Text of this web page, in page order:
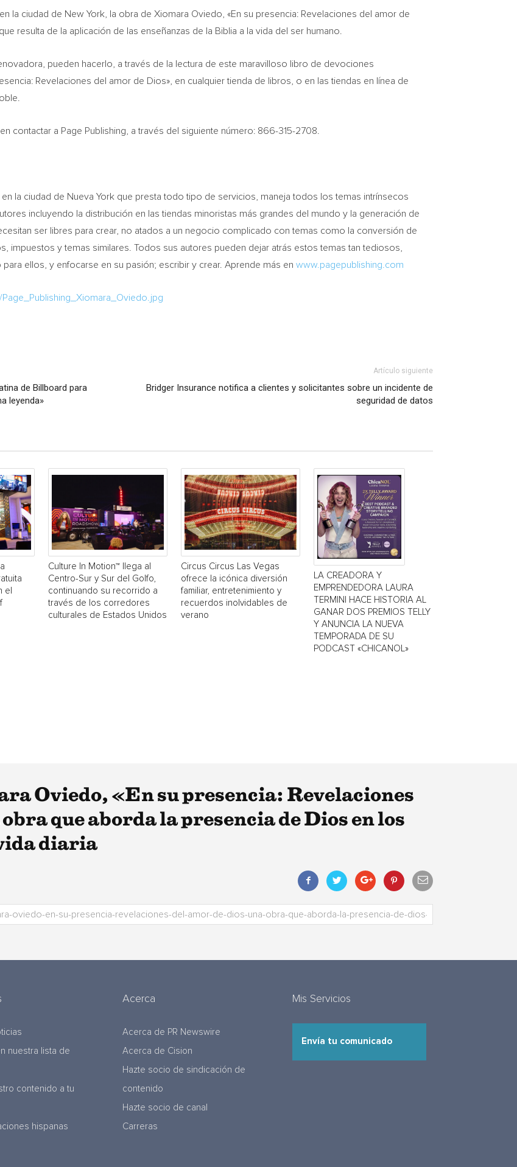
la ciudad de New York , la obra de Xiomara Oviedo , «En su presencia: Revelaciones del amor de
resulta de la aplicación de las enseñanzas de la Biblia a la vida del ser humano.
pueden hacerlo, a través de la lectura de este maravilloso libro de devociones
Revelaciones del amor de Dios», en cualquier tienda de libros, o en las tiendas en línea de
contactar a Page Publishing, a través del siguiente número: 866-315-2708.
la ciudad de Nueva York que presta todo tipo de servicios, maneja todos los temas intrínsecos
incluyendo la distribución en las tiendas minoristas más grandes del mundo y la generación de
ser libres para crear, no atados a un negocio complicado con temas como la conversión de
impuestos y temas similares. Todos sus autores pueden dejar atrás estos temas tan tediosos,
ellos, y enfocarse en su pasión; escribir y crear. Aprende más en www.pagepublishing.com
de Billboard para
leyenda»
Artículo siguiente
Bridger Insurance notifica a clientes y solicitantes sobre un incidente de
seguridad de datos
el
Culture In Motion™ llega al
Centro-Sur y Sur del Golfo,
continuando su recorrido a
través de los corredores
culturales de Estados Unidos
Circus Circus Las Vegas
ofrece la icónica diversión
familiar, entretenimiento y
recuerdos inolvidables de
verano
LA CREADORA Y
EMPRENDEDORA LAURA
TERMINI HACE HISTORIA AL
GANAR DOS PREMIOS TELLY
Y ANUNCIA LA NUEVA
TEMPORADA DE SU
PODCAST «CHICANOL»
Oviedo, «En su presencia: Revelaciones
que aborda la presencia de Dios en los
diaria
nuestra lista de
contenido a tu
hispanas
Acerca
Acerca de PR Newswire
Acerca de Cision
Hazte socio de sindicación de
contenido
Hazte socio de canal
Carreras
Mis Servicios
Envía tu comunicado